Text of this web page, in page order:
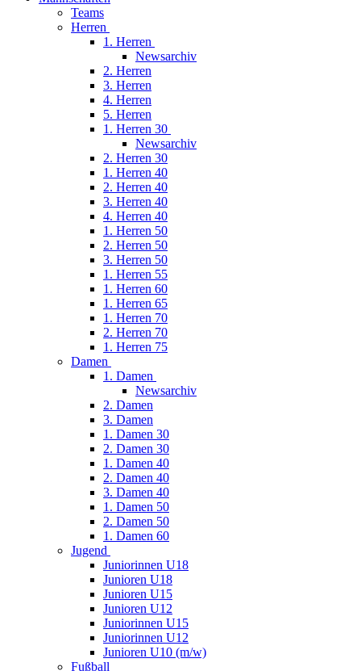
Teams
Herren
1. Herren
Newsarchiv
2. Herren
3. Herren
4. Herren
5. Herren
1. Herren 30
Newsarchiv
2. Herren 30
1. Herren 40
2. Herren 40
3. Herren 40
4. Herren 40
1. Herren 50
2. Herren 50
3. Herren 50
1. Herren 55
1. Herren 60
1. Herren 65
1. Herren 70
2. Herren 70
1. Herren 75
Damen
1. Damen
Newsarchiv
2. Damen
3. Damen
1. Damen 30
2. Damen 30
1. Damen 40
2. Damen 40
3. Damen 40
1. Damen 50
2. Damen 50
1. Damen 60
Jugend
Juniorinnen U18
Junioren U18
Junioren U15
Junioren U12
Juniorinnen U15
Juniorinnen U12
Junioren U10 (m/w)
Fußball